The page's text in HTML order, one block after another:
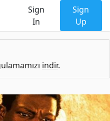
Sign
In
Sign
Up
indir.